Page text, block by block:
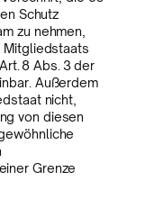
Schutz
zu nehmen,
8 Abs. 3 der
Außerdem
nicht,
von diesen
Grenze